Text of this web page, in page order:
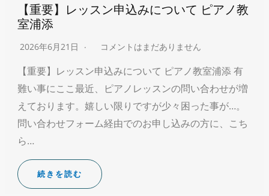
【重要】レッスン申込みについて ピアノ教
室浦添
2026年6月21日 コメントはまだありません
【重要】レッスン申込みについて ピアノ教室浦添 有
難い事にここ最近、ピアノレッスンの問い合わせが増
えております。嬉しい限りですが少々困った事が…。
問い合わせフォーム経由でのお申し込みの方に、こち
ら…
続きを読む